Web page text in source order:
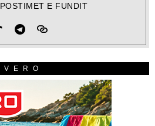
POSTIMET E FUNDIT
VERO